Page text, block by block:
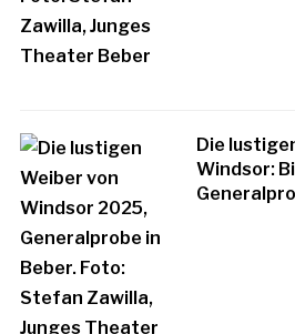
Die
Windsor: